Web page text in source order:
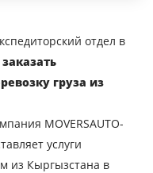
отдел в
заказать
груза из
MOVERSAUTO-
услуги
из Кыргызстана в